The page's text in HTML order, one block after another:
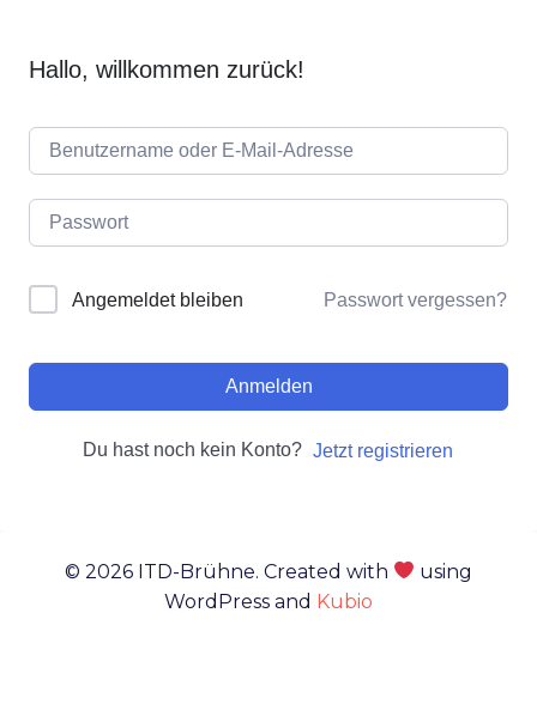
Hallo, willkommen zurück!
Angemeldet bleiben Passwort vergessen?
Anmelden
Du hast noch kein Konto? Jetzt registrieren
© 2026 ITD-Brühne. Created with
using
WordPress and Kubio